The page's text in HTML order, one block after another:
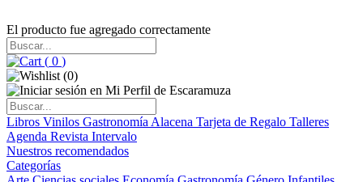
El producto fue agregado correctamente
( 0 )
(0)
Libros Vinilos Gastronomía Alacena Tarjeta de Regalo Talleres
Agenda Revista Intervalo
Nuestros recomendados
Categorías